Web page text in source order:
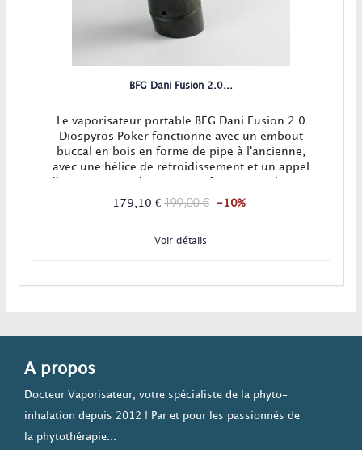
BFG Dani Fusion 2.0...
Le vaporisateur portable BFG Dani Fusion 2.0
Diospyros Poker fonctionne avec un embout
buccal en bois en forme de pipe à l'ancienne,
avec une hélice de refroidissement et un appel
en contact avec de l'inox.
179,10 € 199,00 € -10%
Voir détails
A propos
Docteur Vaporisateur, votre spécialiste de la phyto-
inhalation depuis 2012 ! Par et pour les passionnés de
la phytothérapie...